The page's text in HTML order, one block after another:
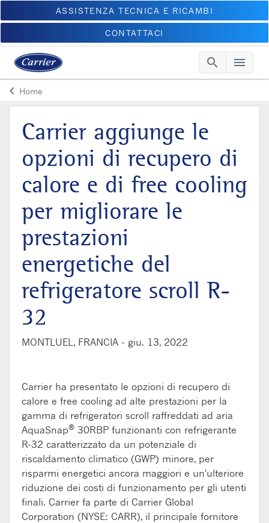
ASSISTENZA TECNICA E RICAMBI
CONTATTACI
search menu
keyboard_arrow_leftArrow back
Home
Carrier aggiunge le
opzioni di recupero di
calore e di free cooling
per migliorare le
prestazioni
energetiche del
refrigeratore scroll R-
32
MONTLUEL, FRANCIA - giu. 13, 2022
Carrier ha presentato le opzioni di recupero di
calore e free cooling ad alte prestazioni per la
gamma di refrigeratori scroll raffreddati ad aria
AquaSnap® 30RBP funzionanti con refrigerante
R-32 caratterizzato da un potenziale di
riscaldamento climatico (GWP) minore, per
risparmi energetici ancora maggiori e un'ulteriore
riduzione dei costi di funzionamento per gli utenti
finali. Carrier fa parte di Carrier Global
Corporation (NYSE: CARR), il principale fornitore